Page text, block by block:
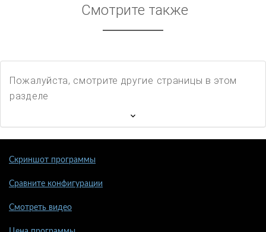
Смотрите также
Пожалуйста, смотрите другие страницы в этом
разделе
Скриншот программы
Сравните конфигурации
Смотреть видео